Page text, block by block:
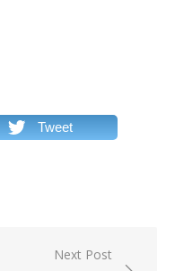
Tweet
Next Post